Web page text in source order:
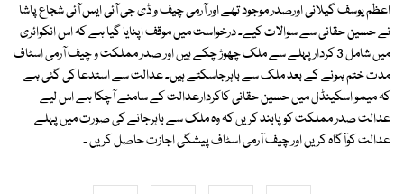
اعظم یوسف گیلانی اورصدر موجود تھے اور آرمی چیف و ڈی جی آئی ایس آئی شجاع پاشا
نے حسین حقانی سے سوالات کیے۔ درخواست میں موقف اپنایا گیا ہے کہ اس انکوائری
میں شامل 3 کردار پہلے سے ملک چھوڑ چکے ہیں اور صدر مملکت و چیف آرمی اسٹاف
مدت ختم ہونے کے بعد ملک سے باہرجاسکتے ہیں۔ عدالت سے استدعا کی گئی ہے
کہ میمو اسکینڈل میں حسین حقانی کاکردارعدالت کے سامنے آچکا ہے اس لیے
عدالت صدر مملکت کو پابند کریں کہ وہ ملک سے باہرجانے کی صورت میں پہلے
عدالت کوآگاہ کریں اور چیف آرمی اسٹاف پیشگی اجازت حاصل کریں ۔